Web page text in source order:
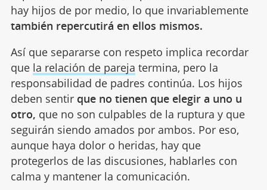
hay hijos de por medio, lo que invariablemente
también repercutirá en ellos mismos.
Así que separarse con respeto implica recordar
que la relación de pareja termina, pero la
responsabilidad de padres continúa. Los hijos
deben sentir que no tienen que elegir a uno u
otro, que no son culpables de la ruptura y que
seguirán siendo amados por ambos. Por eso,
aunque haya dolor o heridas, hay que
protegerlos de las discusiones, hablarles con
calma y mantener la comunicación.